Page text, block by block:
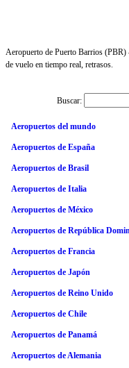
Aeropuerto de Puerto Barrios (PBR)
de vuelo en tiempo real, retrasos.
Buscar:
Aeropuertos del mundo
Aeropuertos de España
Aeropuertos de Brasil
Aeropuertos de Italia
Aeropuertos de México
Aeropuertos de República
Aeropuertos de Francia
Aeropuertos de Japón
Aeropuertos de Reino Unido
Aeropuertos de Chile
Aeropuertos de Panamá
Aeropuertos de Alemania